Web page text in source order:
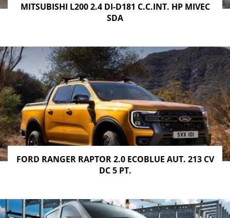
MITSUBISHI L200 2.4 DI-D181 C.C.INT. HP MIVEC
SDA
FORD RANGER RAPTOR 2.0 ECOBLUE AUT. 213 CV
DC 5 PT.